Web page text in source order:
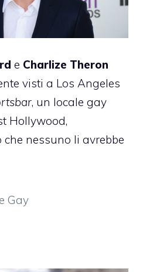
e Charlize Theron
visti a Los Angeles
, un locale gay
Hollywood,
nessuno li avrebbe
Gay